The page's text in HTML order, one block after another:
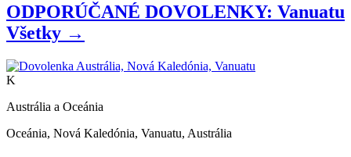
ODPORÚČANÉ DOVOLENKY: Vanuatu
Všetky →
K
Austrália a Oceánia
Oceánia, Nová Kaledónia, Vanuatu, Austrália